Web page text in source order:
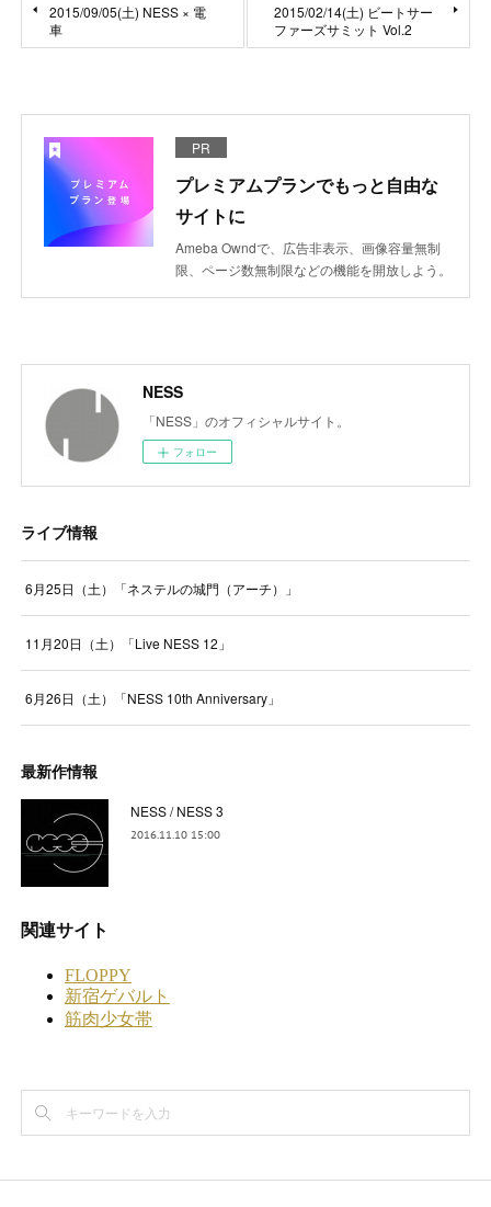
2015/09/05(土) NESS × 電
車
2015/02/14(土) ビートサー
ファーズサミット Vol.2
PR
プレミアムプランでもっと自由な
サイトに
Ameba Owndで、広告非表示、画像容量無制
限、ページ数無制限などの機能を開放しよう。
NESS
「NESS」のオフィシャルサイト。
フォロー
ライブ情報
6月25日（土）「ネステルの城門（アーチ）」
11月20日（土）「Live NESS 12」
6月26日（土）「NESS 10th Anniversary」
最新作情報
NESS / NESS 3
2016.11.10 15:00